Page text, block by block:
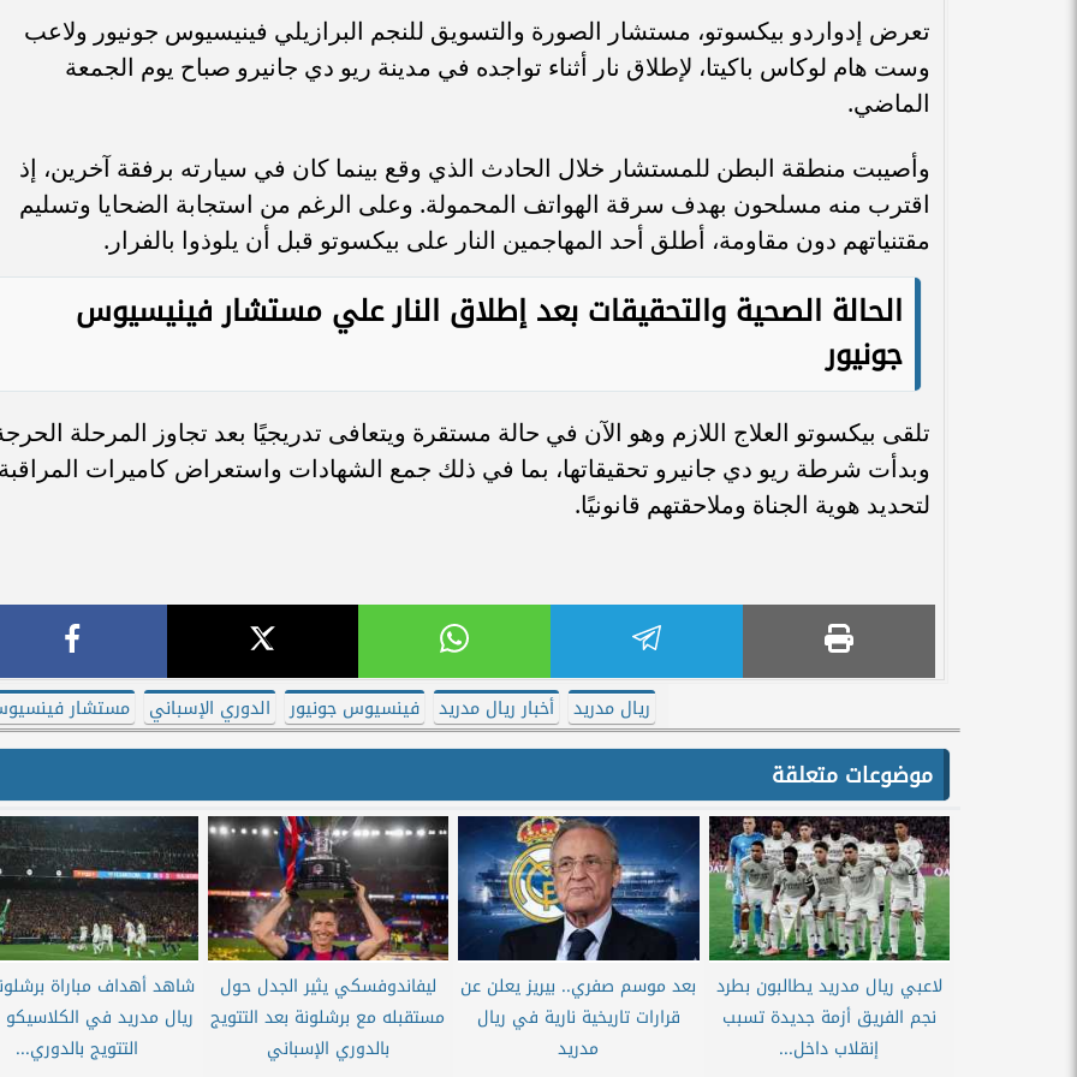
تعرض إدواردو بيكسوتو، مستشار الصورة والتسويق للنجم البرازيلي فينيسيوس جونيور ولاعب
وست هام لوكاس باكيتا، لإطلاق نار أثناء تواجده في مدينة ريو دي جانيرو صباح يوم الجمعة
الماضي.
وأصيبت منطقة البطن للمستشار خلال الحادث الذي وقع بينما كان في سيارته برفقة آخرين، إذ
اقترب منه مسلحون بهدف سرقة الهواتف المحمولة. وعلى الرغم من استجابة الضحايا وتسليم
مقتنياتهم دون مقاومة، أطلق أحد المهاجمين النار على بيكسوتو قبل أن يلوذوا بالفرار.
الحالة الصحية والتحقيقات بعد إطلاق النار علي مستشار فينيسيوس
جونيور
تلقى بيكسوتو العلاج اللازم وهو الآن في حالة مستقرة ويتعافى تدريجيًا بعد تجاوز المرحلة
وبدأت شرطة ريو دي جانيرو تحقيقاتها، بما في ذلك جمع الشهادات واستعراض كاميرات
لتحديد هوية الجناة وملاحقتهم قانونيًا.
ريال مدريد أخبار ريال مدريد فينسيوس جونيور الدوري الإسباني مستشار
موضوعات متعلقة
لاعبي ريال مدريد يطالبون بطرد
نجم الفريق أزمة جديدة تسبب
إنقلاب داخل...
بعد موسم صفري.. بيريز يعلن عن
قرارات تاريخية نارية في ريال
مدريد
ليفاندوفسكي يثير الجدل حول
مستقبله مع برشلونة بعد التتويج
بالدوري الإسباني
شاهد أهداف مباراة
ريال مدريد في الكلاسيكو
التتويج بالدوري...